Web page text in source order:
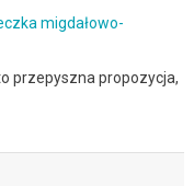
migdałowo-
przepyszna propozycja,